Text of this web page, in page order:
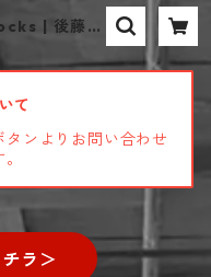
| 後藤
て
ンよりお問い合わせ
ラ＞